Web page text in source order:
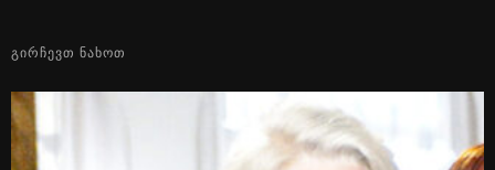
ᲒᲘᲠᲩᲔᲕᲗ ᲜᲐᲮᲝᲗ